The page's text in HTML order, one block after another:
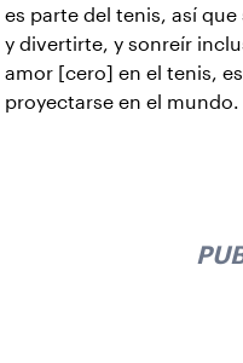
es parte del tenis, así
y divertirte, y sonreír
amor [cero] en el tenis,
proyectarse en el mundo.